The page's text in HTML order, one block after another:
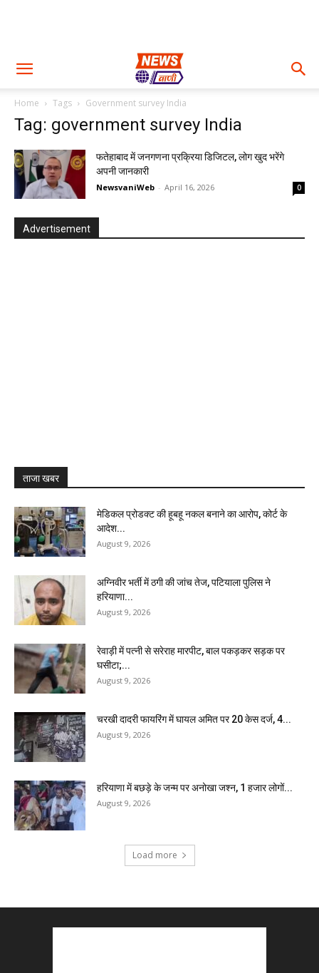
Home Tags Government survey India
Tag: government survey India
फतेहाबाद में जनगणना प्रक्रिया डिजिटल, लोग खुद भरेंगे
अपनी जानकारी
NewsvaniWeb - April 16, 2026 0
Advertisement
ताजा खबर
मेडिकल प्रोडक्ट की हूबहू नकल बनाने का आरोप, कोर्ट के
आदेश...
August 9, 2026
अग्निवीर भर्ती में ठगी की जांच तेज, पटियाला पुलिस ने
हरियाणा...
August 9, 2026
रेवाड़ी में पत्नी से सरेराह मारपीट, बाल पकड़कर सड़क पर
घसीटा;...
August 9, 2026
चरखी दादरी फायरिंग में घायल अमित पर 20 केस दर्ज, 4...
August 9, 2026
हरियाणा में बछड़े के जन्म पर अनोखा जश्न, 1 हजार लोगों...
August 9, 2026
Load more